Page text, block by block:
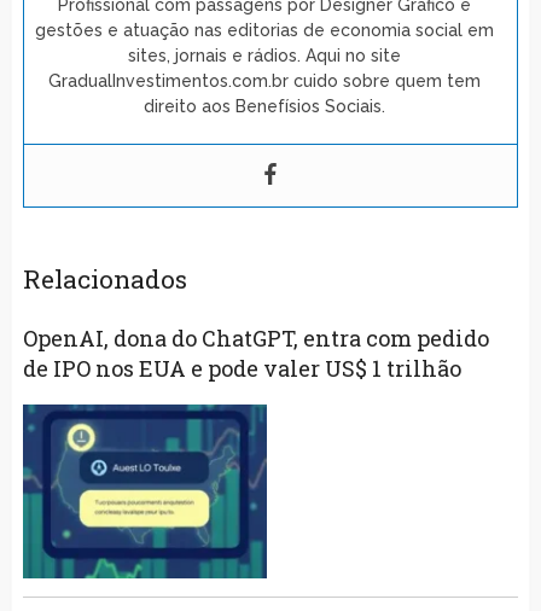
Profissional com passagens por Designer Gráfico e
gestões e atuação nas editorias de economia social em
sites, jornais e rádios. Aqui no site
GradualInvestimentos.com.br cuido sobre quem tem
direito aos Benefísios Sociais.
Relacionados
OpenAI, dona do ChatGPT, entra com pedido
de IPO nos EUA e pode valer US$ 1 trilhão